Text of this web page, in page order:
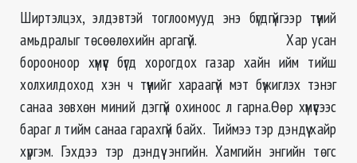
Ширтэлцэх, элдэвтэй тоглоомууд энэ бүгдгүйгээр түүний
амьдралыг төсөөлөхийн аргагүй. Хар усан
борооноор хүмүүс бүгд хорогдох газар хайн ийм тийш
холхилдоход хэн ч түүнийг хараагүй мэт бүжиглэх тэнэг
санаа зөвхөн миний дэггүй охиноос л гарна.Өөр хүмүүсээс
бараг л тийм санаа гарахгүй байх. Тиймээ тэр дэндүү хайр
хүргэм. Гэхдээ тэр дэндүү энгийн. Хамгийн энгийн төгс